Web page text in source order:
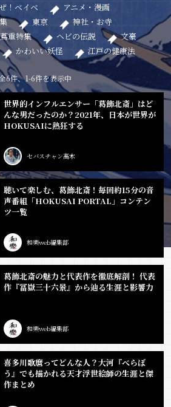
！ベイベ
アニメ・漫画
東京
神社・お寺
蔦重特集 ヘビの伝説
文豪
かわいい妖怪 江戸の健康法
6件、1-6件を表示中
世界的インフルエンサー「葛飾北斎」はど
んな男だったのか？2021年、日本が世界が
HOKUSAIに熱狂する
セバスチャン高木
聴いて楽しむ、葛飾北斎！毎回約15分の音
声番組「HOKUSAI PORTAL」コンテン
ツ一覧
和樂web編集部
葛飾北斎の魅力と代表作を徹底解剖！ 代表
作『冨嶽三十六景』から辿る生涯と影響力
和樂web編集部
喜多川歌麿ってどんな人？大河『べらぼ
う』でも描かれる天才浮世絵師の生涯と傑
作まとめ